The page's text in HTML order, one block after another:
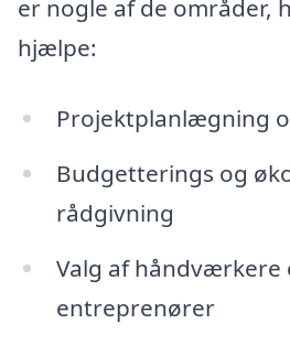
er nogle af de områder,
hjælpe:
Projektplanlægning
Budgetterings og
rådgivning
Valg af håndværkere
entreprenører